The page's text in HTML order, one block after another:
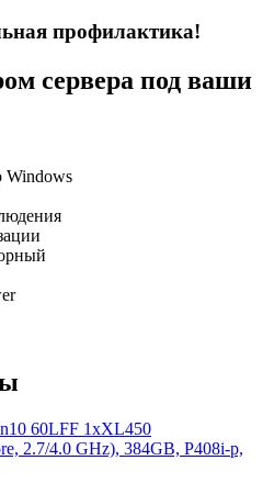
профилактика!
сервера под ваши
Windows
60LFF 1xXL450
2.7/4.0 GHz), 384GB, P408i-p,